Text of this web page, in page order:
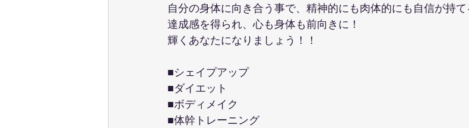
自分の身体に向き合う事で、精神的にも肉体的にも自信が持て
達成感を得られ、心も身体も前向きに！
輝くあなたになりましょう！！
■シェイプアップ
■ダイエット
■ボディメイク
■体幹トレーニング